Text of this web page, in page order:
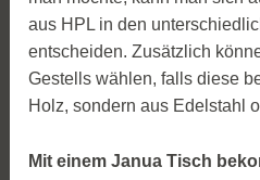
aus HPL in den
entscheiden. Zusätzlich
Gestells wählen, falls diese
Holz, sondern aus Edelstahl
Mit einem Janua Tisch